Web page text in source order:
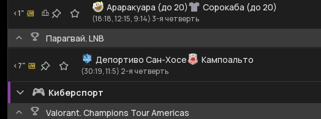
<1"
Араракуара (до 20) Сорокаба (до 20)
(18:18, 12:15, 9:14) 3-я четверть
Парагвай. LNB
<7"
Депортиво Сан-Хосе Кампоальто
(30:19, 11:5) 2-я четверть
Киберспорт
Valorant. Champions Tour Americas